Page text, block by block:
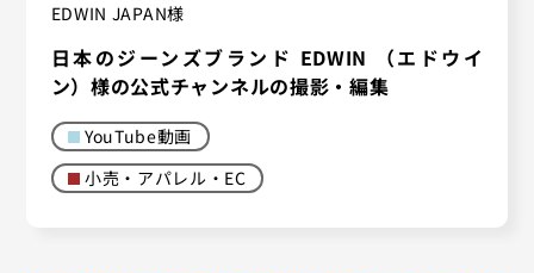
EDWIN JAPAN様
日本のジーンズブランド EDWIN （エドウイ
ン）様の公式チャンネルの撮影・編集
YouTube動画
小売・アパレル・EC